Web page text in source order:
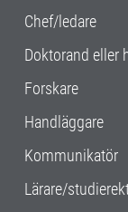
Chef/ledare
Doktorand eller
Forskare
Handläggare
Kommunikatör
Lärare/